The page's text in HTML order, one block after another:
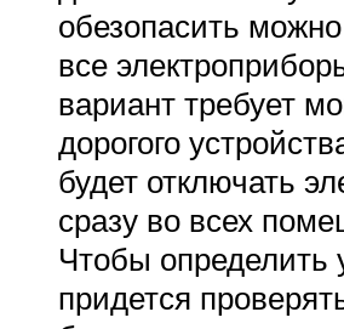
обезопасить
все
вариант требует
дорогого
будет отключать
сразу во всех
Чтобы определить
придется